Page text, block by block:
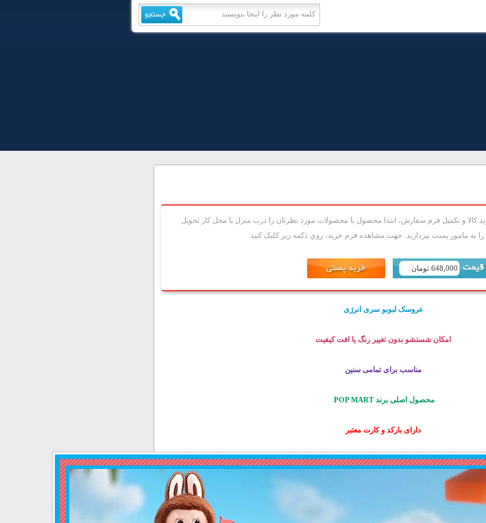
کالا و تکميل فرم سفارش، ابتدا محصول يا محصولات مورد نظرتان را درب منزل يا محل کار تحويل
را به مامور پست بپردازيد. جهت مشاهده فرم خريد، روي دکمه زير کليک کنيد
648,000 تومان
عروسک لبوبو سری انرژی
امکان شستشو بدون تغییر رنگ یا افت کیفیت
مناسب برای تمامی سنین
محصول اصلی برند POP MART
دارای بارکد و کارت معتبر